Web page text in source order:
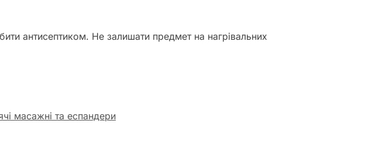
антисептиком. Не залишати предмет на нагрівальних
масажні та еспандери